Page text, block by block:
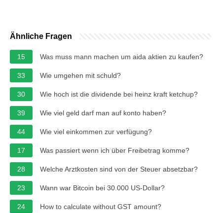
Ähnliche Fragen
15 Was muss mann machen um aida aktien zu kaufen?
33 Wie umgehen mit schuld?
30 Wie hoch ist die dividende bei heinz kraft ketchup?
39 Wie viel geld darf man auf konto haben?
44 Wie viel einkommen zur verfügung?
17 Was passiert wenn ich über Freibetrag komme?
28 Welche Arztkosten sind von der Steuer absetzbar?
23 Wann war Bitcoin bei 30.000 US-Dollar?
24 How to calculate without GST amount?